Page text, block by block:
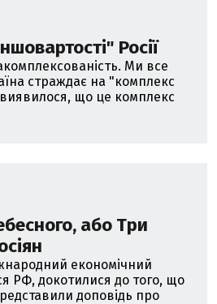
Росії
Ми все
страждає на "комплекс
що це комплекс
або Три
економічний
РФ, докотилися до того, що
доповідь про